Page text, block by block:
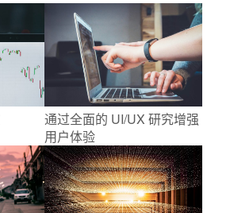
通过全面的 UI/UX 研究增强
用户体验